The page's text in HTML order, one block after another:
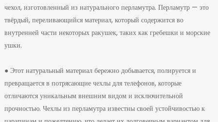
чехол, изготовленный из натурального перламутра. Перламутр — это
твёрдый, переливающийся материал, который содержится во
внутренней части некоторых ракушек, таких как гребешки и морские
ушки.
● Этот натуральный материал бережно добывается, полируется и
превращается в потрясающие чехлы для телефонов, которые
отличаются уникальным внешним видом и исключительной
прочностью. Чехлы из перламутра известны своей устойчивостью к